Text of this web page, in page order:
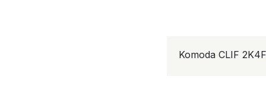
Komoda CLIF 2K4F